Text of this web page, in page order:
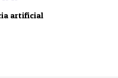
artificial